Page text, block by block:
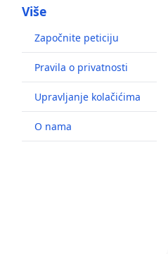
Više
Započnite peticiju
Pravila o privatnosti
Upravljanje kolačićima
O nama